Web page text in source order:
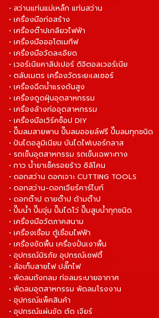
• สว่านแท่นแม่เหล็ก แท่นสว่าน
• เครื่องมือก่อสร้าง
• เครื่องต๊าปเกลียวไฟฟ้า
• เครื่องมือออโตเมทีฟ
• เครื่องมือวัดละเอียด
• เวอร์เนียคาลิปเปอร์ ดิจิตอลเวอร์เนีย
• ตลับเมตร เครื่องวัดระยะเลเซอร์
• เครื่องฉีดน้ำแรงดันสูง
• เครื่องดูดฝุ่นอุตสาหกรรม
• เครื่องล้างท่ออุตสาหกรรม
• เครื่องมือเวิร์คช็อป DIY
• ปั๊มลมสายพาน ปั๊มลมออยล์ฟรี ปั๊มลมทุกชนิด
• ปันไดอลูมิเนียม บันไดไฟเบอร์กลาส
• รถเข็นอุตสาหกรรม รถเข็นเฉพาะทาง
• กาว น้ำยาเช็ครอยร้าว ซิลิโคน
• ดอกสว่าน ดอกเจาะ CUTTING TOOLS
• ดอกสว่าน-ดอกเจียร์คาร์ไบท์
• ดอกต๊าป ดายต๊าป ด้ามต๊าป
• ปั๊มน้ำ ปั๊มจุ่ม ปั๊มไดโว่ ปั๊มสูบน้ำทุกชนิด
• เครื่องมือวัดภาคสนาม
• เครื่องเชื่อม ตู้เชื่อมไฟฟ้า
• เครื่องขัดพื้น เครื่องปั่นเงาพื้น
• อุปกรณ์นิรภัย อุปกรณ์เซฟตี้
• ล้อเก็บสายไฟ ปลั๊กไฟ
• พัดลมถังกลม ท่อลมระบายอากาศ
• พัดลมอุตสาหกรรม พัดลมโรงงาน
• อุปกรณ์แพ็คสินค้า
• อุปกรณ์แผ่นขัด ตัด เจียร์